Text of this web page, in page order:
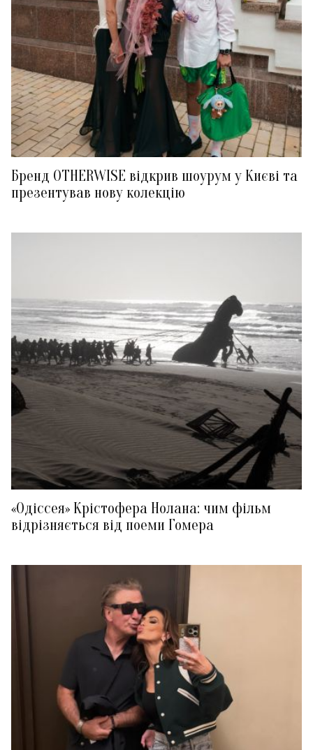
Бренд OTHERWISE відкрив шоурум у Києві та
презентував нову колекцію
«Одіссея» Крістофера Нолана: чим фільм
відрізняється від поеми Гомера